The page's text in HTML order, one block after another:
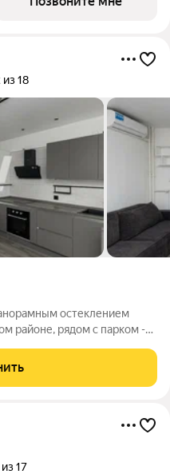
из 18
остеклением
районе, рядом с парком -
- удобно для жителей
17